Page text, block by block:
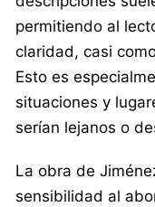
permitiendo al
claridad, casi
Esto es
situaciones y
serían lejanos o
La obra de
sensibilidad al